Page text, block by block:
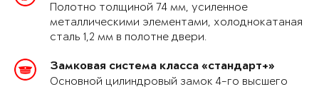
Полотно толщиной 74 мм, усиленное
металлическими элементами, холоднокатаная
сталь 1,2 мм в полотне двери.
Замковая система класса «стандарт+»
Основной цилиндровый замок 4-го высшего